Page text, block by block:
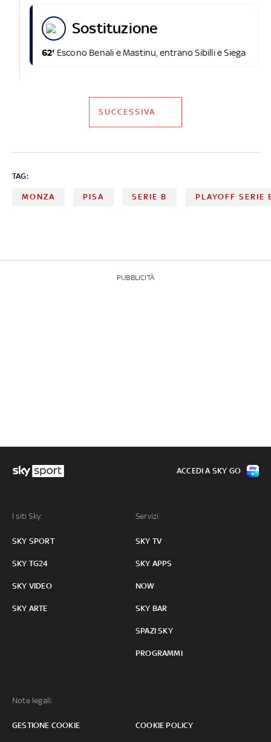
sostituzione
62' Escono Benali e Mastinu, entrano Sibilli e Siega
SUCCESSIVA
TAG:
MONZA PISA SERIE B PLAYOFF SERIE
PUBBLICITÀ
I siti Sky:
SKY SPORT
SKY TG24
SKY VIDEO
SKY ARTE
Servizi:
SKY TV
SKY APPS
NOW
SKY BAR
SPAZI SKY
PROGRAMMI
Note legali:
GESTIONE COOKIE COOKIE POLICY
ACCEDI A SKY GO